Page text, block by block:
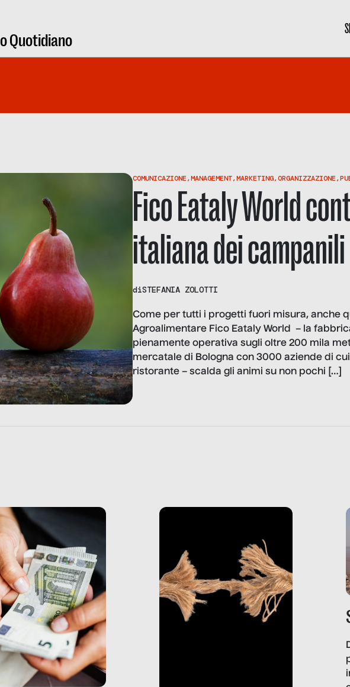
Quotidiano
COMUNICAZIONE,MANAGEMENT,MARKETING,ORGANIZZAZIONE,
Fico Eataly World
italiana dei campanili
diSTEFANIA ZOLOTTI
Come per tutti i progetti fuori misura, anche
Agroalimentare Fico Eataly World – la
pienamente operativa sugli oltre 200 mila
mercatale di Bologna con 3000 aziende di
ristorante – scalda gli animi su non pochi […]